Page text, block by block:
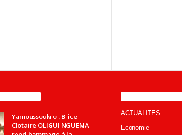
Yamoussoukro : Brice
Clotaire OLIGUI NGUEMA
ACTUALITES
Economie